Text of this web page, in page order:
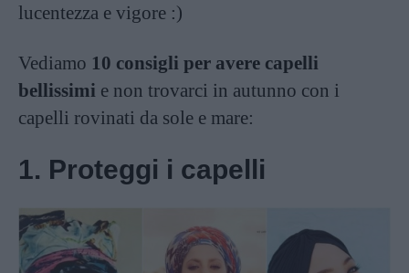
lucentezza e vigore :)
Vediamo 10 consigli per avere capelli
bellissimi e non trovarci in autunno con i
capelli rovinati da sole e mare:
1. Proteggi i capelli